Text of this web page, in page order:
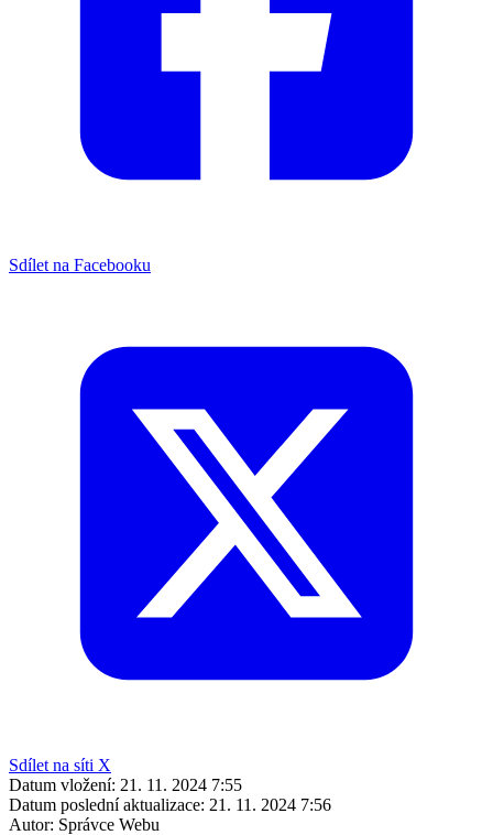
Sdílet na Facebooku
Sdílet na síti X
Datum vložení: 21. 11. 2024 7:55
Datum poslední aktualizace: 21. 11. 2024 7:56
Autor: Správce Webu